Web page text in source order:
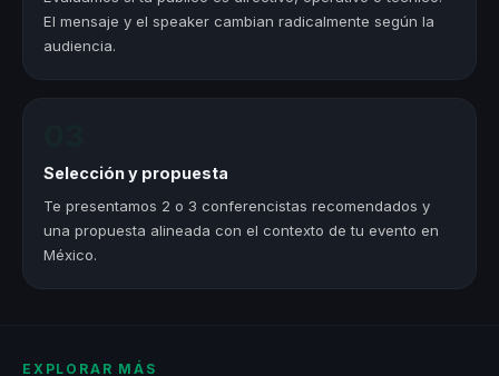
El mensaje y el speaker cambian radicalmente según la
audiencia.
Selección y propuesta
Te presentamos 2 o 3 conferencistas recomendados y
una propuesta alineada con el contexto de tu evento en
México.
EXPLORAR MÁS